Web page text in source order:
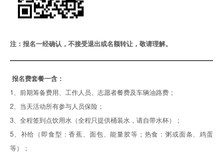
注：报名一经确认，不接受退出或名额转让，敬请理解。
报名费套餐一含：
1、前期筹备费用、工作人员、志愿者餐费及车辆油路费；
2、当天活动所有参与人员保险；
3、全程签到点饮用水（全程只提供桶装水，请自带水杯）；
5、补给（即食型：香蕉、面包、能量胶等；热食：粥或面条、鸡蛋
等）；